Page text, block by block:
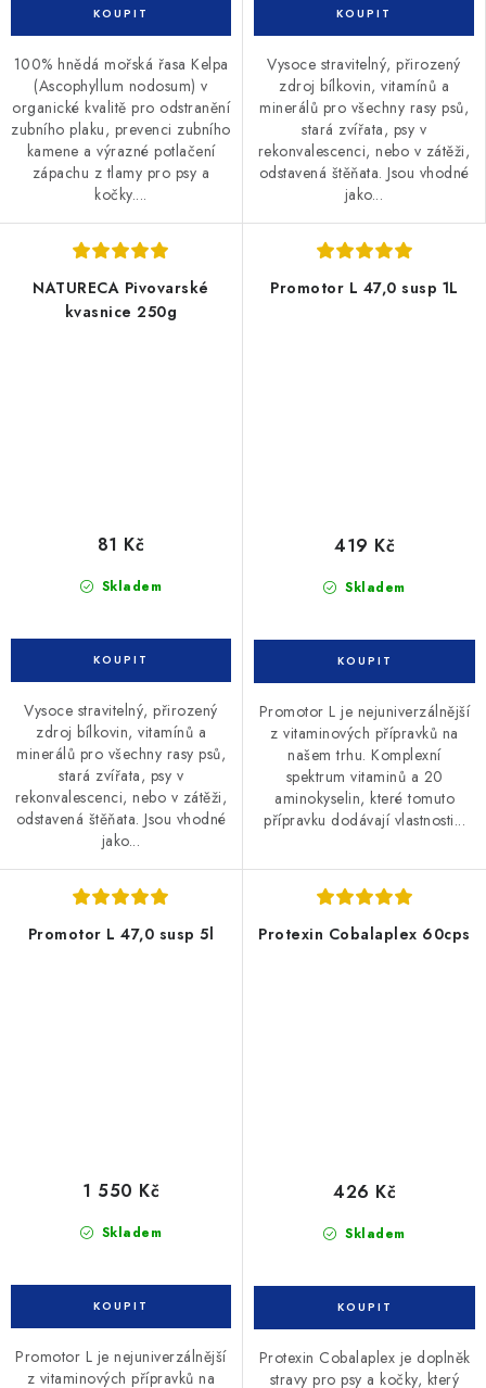
100% hnědá mořská řasa Kelpa
(Ascophyllum nodosum) v
organické kvalitě pro odstranění
zubního plaku, prevenci zubního
kamene a výrazné potlačení
zápachu z tlamy pro psy a
kočky....
Vysoce stravitelný, přirozený
zdroj bílkovin, vitamínů a
minerálů pro všechny rasy psů,
stará zvířata, psy v
rekonvalescenci, nebo v zátěži,
odstavená štěňata. Jsou vhodné
jako...
NATURECA Pivovarské
kvasnice 250g
Skladem
81 Kč
Vysoce stravitelný, přirozený
zdroj bílkovin, vitamínů a
minerálů pro všechny rasy psů,
stará zvířata, psy v
rekonvalescenci, nebo v zátěži,
odstavená štěňata. Jsou vhodné
jako...
Promotor L 47,0 susp 1L
Skladem
419 Kč
Promotor L je nejuniverzálnější
z vitaminových přípravků na
našem trhu. Komplexní
spektrum vitaminů a 20
aminokyselin, které tomuto
přípravku dodávají vlastnosti...
Promotor L 47,0 susp 5l
Skladem
1 550 Kč
Promotor L je nejuniverzálnější
z vitaminových přípravků na
Protexin Cobalaplex 60cps
Skladem
426 Kč
Protexin Cobalaplex je doplněk
stravy pro psy a kočky, který